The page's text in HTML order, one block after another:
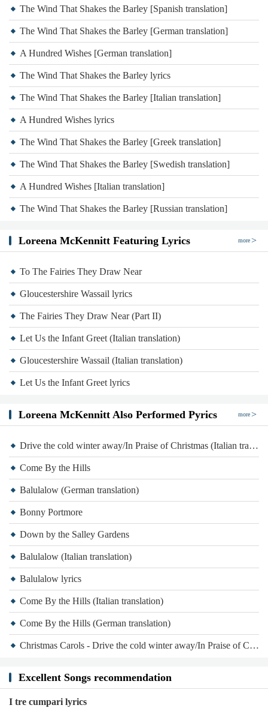
The Wind That Shakes the Barley [Spanish translation]
The Wind That Shakes the Barley [German translation]
A Hundred Wishes [German translation]
The Wind That Shakes the Barley lyrics
The Wind That Shakes the Barley [Italian translation]
A Hundred Wishes lyrics
The Wind That Shakes the Barley [Greek translation]
The Wind That Shakes the Barley [Swedish translation]
A Hundred Wishes [Italian translation]
The Wind That Shakes the Barley [Russian translation]
Loreena McKennitt Featuring Lyrics more
To The Fairies They Draw Near
Gloucestershire Wassail lyrics
The Fairies They Draw Near (Part II)
Let Us the Infant Greet (Italian translation)
Gloucestershire Wassail (Italian translation)
Let Us the Infant Greet lyrics
Loreena McKennitt Also Performed Pyrics more
Drive the cold winter away/In Praise of Christmas (Italian translation)
Come By the Hills
Balulalow (German translation)
Bonny Portmore
Down by the Salley Gardens
Balulalow (Italian translation)
Balulalow lyrics
Come By the Hills (Italian translation)
Come By the Hills (German translation)
Christmas Carols - Drive the cold winter away/In Praise of Christmas
Excellent Songs recommendation
I tre cumpari lyrics